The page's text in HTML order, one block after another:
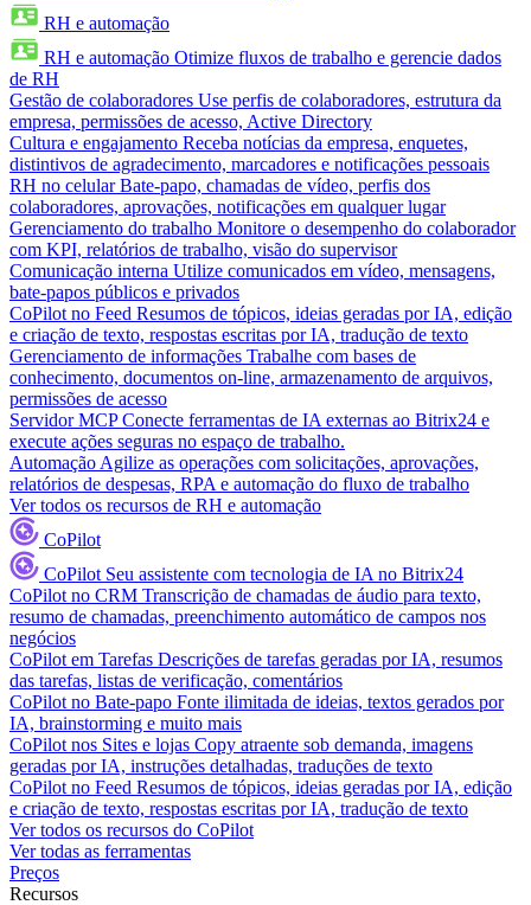
RH e automação
RH e automação Otimize fluxos de trabalho e gerencie dados
de RH
Gestão de colaboradores Use perfis de colaboradores, estrutura da
empresa, permissões de acesso, Active Directory
Cultura e engajamento Receba notícias da empresa, enquetes,
distintivos de agradecimento, marcadores e notificações pessoais
RH no celular Bate-papo, chamadas de vídeo, perfis dos
colaboradores, aprovações, notificações em qualquer lugar
Gerenciamento do trabalho Monitore o desempenho do colaborador
com KPI, relatórios de trabalho, visão do supervisor
Comunicação interna Utilize comunicados em vídeo, mensagens,
bate-papos públicos e privados
CoPilot no Feed Resumos de tópicos, ideias geradas por IA, edição
e criação de texto, respostas escritas por IA, tradução de texto
Gerenciamento de informações Trabalhe com bases de
conhecimento, documentos on-line, armazenamento de arquivos,
permissões de acesso
Servidor MCP Conecte ferramentas de IA externas ao Bitrix24 e
execute ações seguras no espaço de trabalho.
Automação Agilize as operações com solicitações, aprovações,
relatórios de despesas, RPA e automação do fluxo de trabalho
Ver todos os recursos de RH e automação
CoPilot
CoPilot Seu assistente com tecnologia de IA no Bitrix24
CoPilot no CRM Transcrição de chamadas de áudio para texto,
resumo de chamadas, preenchimento automático de campos nos
negócios
CoPilot em Tarefas Descrições de tarefas geradas por IA, resumos
das tarefas, listas de verificação, comentários
CoPilot no Bate-papo Fonte ilimitada de ideias, textos gerados por
IA, brainstorming e muito mais
CoPilot nos Sites e lojas Copy atraente sob demanda, imagens
geradas por IA, instruções detalhadas, traduções de texto
CoPilot no Feed Resumos de tópicos, ideias geradas por IA, edição
e criação de texto, respostas escritas por IA, tradução de texto
Ver todos os recursos do CoPilot
Ver todas as ferramentas
Preços
Recursos